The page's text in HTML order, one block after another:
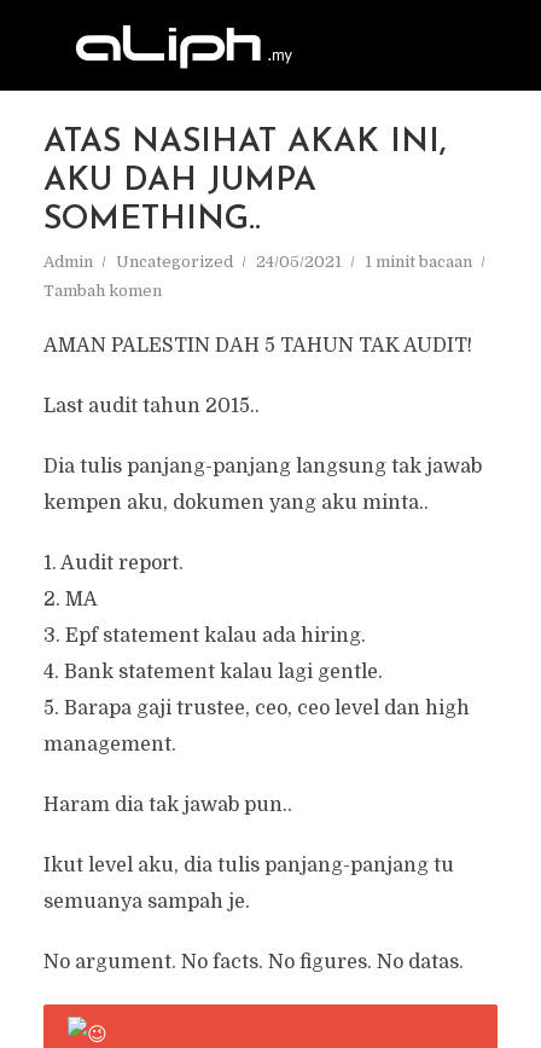
ATAS NASIHAT AKAK INI,
AKU DAH JUMPA
SOMETHING..
Admin Uncategorized 24/05/2021
1 minit bacaan
Tambah komen
AMAN PALESTIN DAH 5 TAHUN TAK AUDIT!
Last audit tahun 2015..
Dia tulis panjang-panjang langsung tak jawab
kempen aku, dokumen yang aku minta..
1. Audit report.
2. MA
3. Epf statement kalau ada hiring.
4. Bank statement kalau lagi gentle.
5. Barapa gaji trustee, ceo, ceo level dan high
management.
Haram dia tak jawab pun..
Ikut level aku, dia tulis panjang-panjang tu
semuanya sampah je.
No argument. No facts. No figures. No datas.